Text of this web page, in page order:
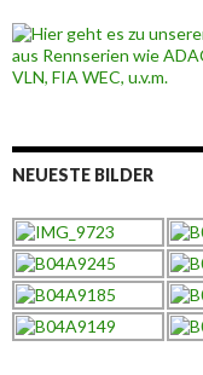
NEUESTE BILDER